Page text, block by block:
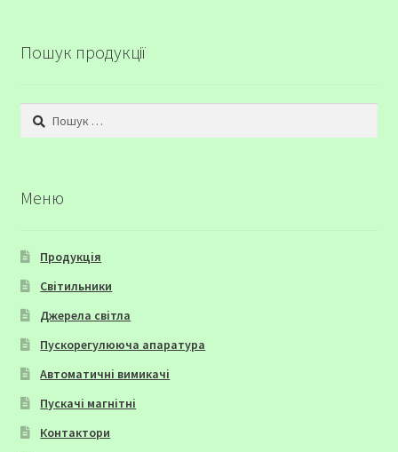
Пошук продукції
Пошук:
Меню
Продукція
Світильники
Джерела світла
Пускорегулююча апаратура
Автоматичні вимикачі
Пускачі магнітні
Контактори